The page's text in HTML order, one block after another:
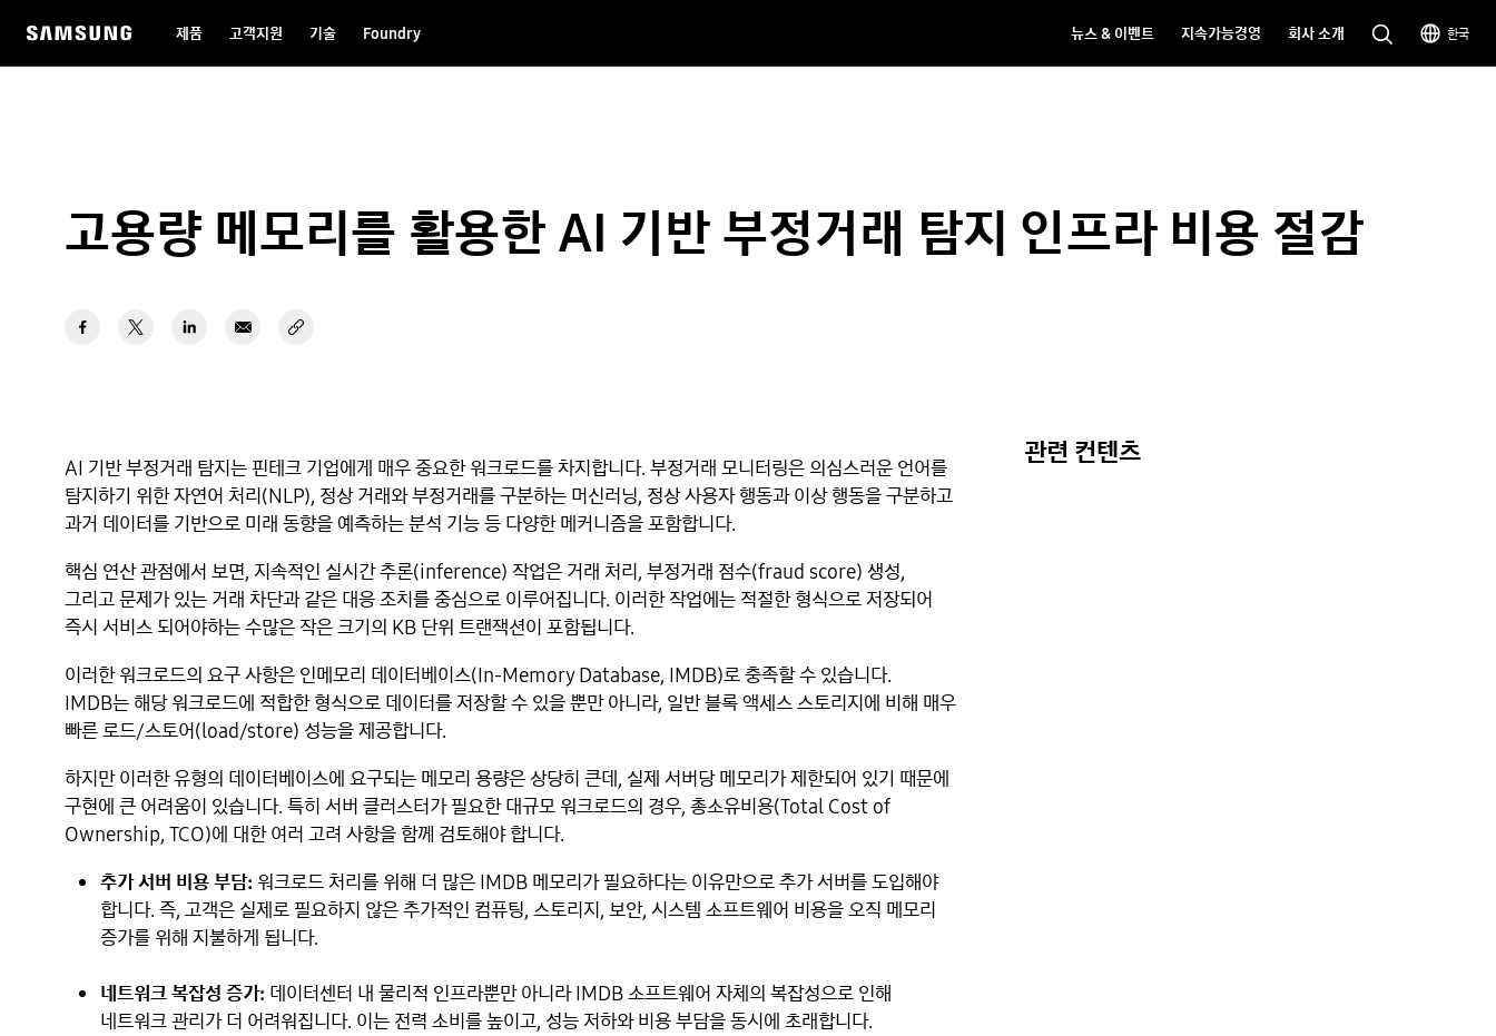
제품 고객지원 기술 Foundry 뉴스 & 이벤트 지속가능경영 회사 소개 한국
고용량 메모리를 활용한 AI 기반 부정거래 탐지 인프라 비용 절감
AI 기반 부정거래 탐지는 핀테크 기업에게 매우 중요한 워크로드를 차지합니다. 부정거래 모니터링은 의심스러운 언어를
탐지하기 위한 자연어 처리(NLP), 정상 거래와 부정거래를 구분하는 머신러닝, 정상 사용자 행동과 이상 행동을 구분하고
과거 데이터를 기반으로 미래 동향을 예측하는 분석 기능 등 다양한 메커니즘을 포함합니다.
핵심 연산 관점에서 보면, 지속적인 실시간 추론(inference) 작업은 거래 처리, 부정거래 점수(fraud score) 생성,
그리고 문제가 있는 거래 차단과 같은 대응 조치를 중심으로 이루어집니다. 이러한 작업에는 적절한 형식으로 저장되어
즉시 서비스 되어야하는 수많은 작은 크기의 KB 단위 트랜잭션이 포함됩니다.
이러한 워크로드의 요구 사항은 인메모리 데이터베이스(In-Memory Database, IMDB)로 충족할 수 있습니다.
IMDB는 해당 워크로드에 적합한 형식으로 데이터를 저장할 수 있을 뿐만 아니라, 일반 블록 액세스 스토리지에 비해 매우
빠른 로드/스토어(load/store) 성능을 제공합니다.
하지만 이러한 유형의 데이터베이스에 요구되는 메모리 용량은 상당히 큰데, 실제 서버당 메모리가 제한되어 있기 때문에
구현에 큰 어려움이 있습니다. 특히 서버 클러스터가 필요한 대규모 워크로드의 경우, 총소유비용(Total Cost of
Ownership, TCO)에 대한 여러 고려 사항을 함께 검토해야 합니다.
추가 서버 비용 부담: 워크로드 처리를 위해 더 많은 IMDB 메모리가 필요하다는 이유만으로 추가 서버를 도입해야
합니다. 즉, 고객은 실제로 필요하지 않은 추가적인 컴퓨팅, 스토리지, 보안, 시스템 소프트웨어 비용을 오직 메모리
증가를 위해 지불하게 됩니다.
네트워크 복잡성 증가: 데이터센터 내 물리적 인프라뿐만 아니라 IMDB 소프트웨어 자체의 복잡성으로 인해
네트워크 관리가 더 어려워집니다. 이는 전력 소비를 높이고, 성능 저하와 비용 부담을 동시에 초래합니다.
관련 컨텐츠